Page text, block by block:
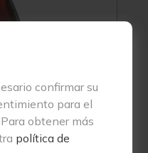
confirmar su
para el
obtener más
política de